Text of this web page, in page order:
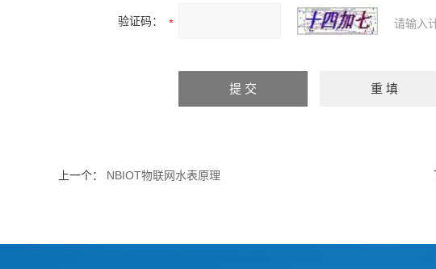
验证码： 请输入
上一个： NBIOT物联网水表原理